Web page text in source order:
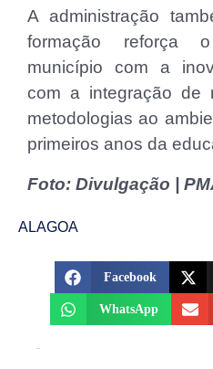
A administração
formação reforça
município com a
com a integração de
metodologias ao
primeiros anos da
Foto: Divulgação |
ALAGOA
Facebook
WhatsApp